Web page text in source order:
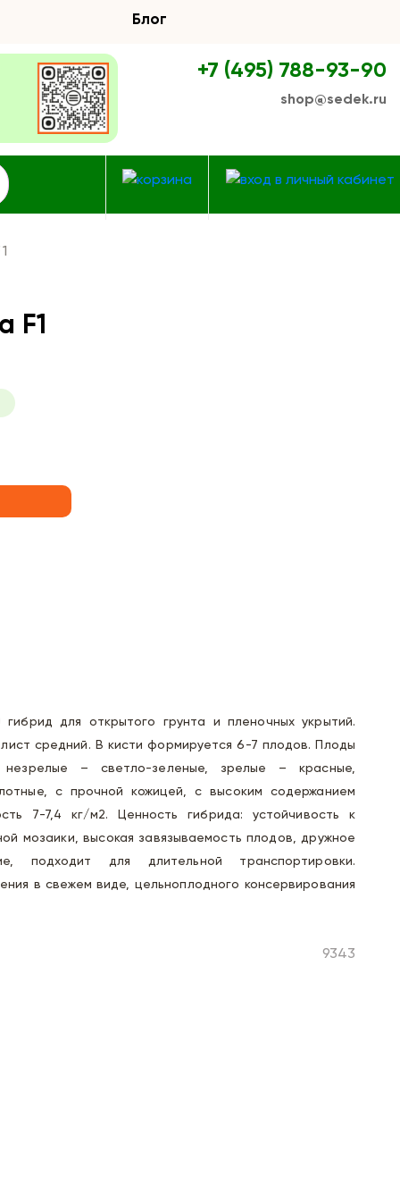
Блог
+7 (495) 788-93-90
shop@sedek.ru
F1
гибрид для открытого грунта и пленочных укрытий.
средний. В кисти формируется 6-7 плодов. Плоды
незрелые – светло-зеленые, зрелые – красные,
с прочной кожицей, с высоким содержанием
7-7,4 кг/м2. Ценность гибрида: устойчивость к
мозаики, высокая завязываемость плодов, дружное
подходит для длительной транспортировки.
в свежем виде, цельноплодного консервирования
9343